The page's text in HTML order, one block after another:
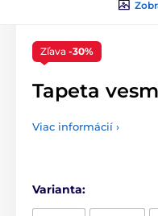
Zľava -30%
Tapeta
Viac informácií ›
Varianta: